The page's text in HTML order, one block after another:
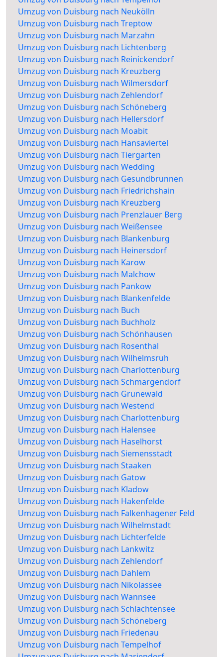
Umzug von Duisburg nach Neukölln
Umzug von Duisburg nach Treptow
Umzug von Duisburg nach Marzahn
Umzug von Duisburg nach Lichtenberg
Umzug von Duisburg nach Reinickendorf
Umzug von Duisburg nach Kreuzberg
Umzug von Duisburg nach Wilmersdorf
Umzug von Duisburg nach Zehlendorf
Umzug von Duisburg nach Schöneberg
Umzug von Duisburg nach Hellersdorf
Umzug von Duisburg nach Moabit
Umzug von Duisburg nach Hansaviertel
Umzug von Duisburg nach Tiergarten
Umzug von Duisburg nach Wedding
Umzug von Duisburg nach Gesundbrunnen
Umzug von Duisburg nach Friedrichshain
Umzug von Duisburg nach Kreuzberg
Umzug von Duisburg nach Prenzlauer Berg
Umzug von Duisburg nach Weißensee
Umzug von Duisburg nach Blankenburg
Umzug von Duisburg nach Heinersdorf
Umzug von Duisburg nach Karow
Umzug von Duisburg nach Malchow
Umzug von Duisburg nach Pankow
Umzug von Duisburg nach Blankenfelde
Umzug von Duisburg nach Buch
Umzug von Duisburg nach Buchholz
Umzug von Duisburg nach Schönhausen
Umzug von Duisburg nach Rosenthal
Umzug von Duisburg nach Wilhelmsruh
Umzug von Duisburg nach Charlottenburg
Umzug von Duisburg nach Schmargendorf
Umzug von Duisburg nach Grunewald
Umzug von Duisburg nach Westend
Umzug von Duisburg nach Charlottenburg
Umzug von Duisburg nach Halensee
Umzug von Duisburg nach Haselhorst
Umzug von Duisburg nach Siemensstadt
Umzug von Duisburg nach Staaken
Umzug von Duisburg nach Gatow
Umzug von Duisburg nach Kladow
Umzug von Duisburg nach Hakenfelde
Umzug von Duisburg nach Falkenhagener Feld
Umzug von Duisburg nach Wilhelmstadt
Umzug von Duisburg nach Lichterfelde
Umzug von Duisburg nach Lankwitz
Umzug von Duisburg nach Zehlendorf
Umzug von Duisburg nach Dahlem
Umzug von Duisburg nach Nikolassee
Umzug von Duisburg nach Wannsee
Umzug von Duisburg nach Schlachtensee
Umzug von Duisburg nach Schöneberg
Umzug von Duisburg nach Friedenau
Umzug von Duisburg nach Tempelhof